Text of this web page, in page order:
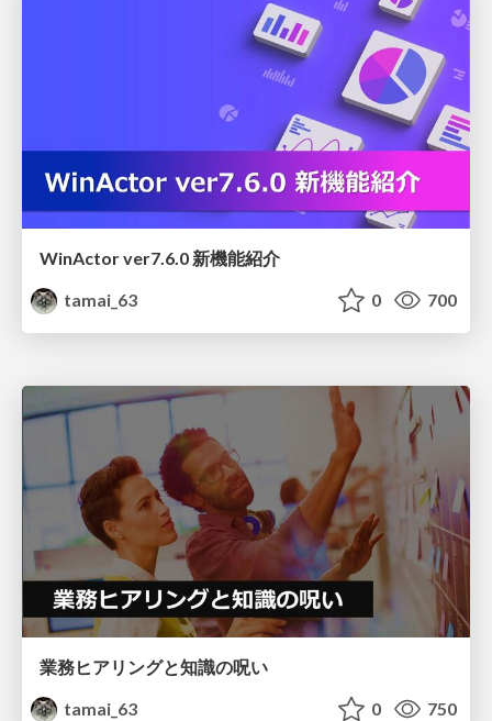
WinActor ver7.6.0 新機能紹介
tamai_63
0 700
業務ヒアリングと知識の呪い
tamai_63
0 750